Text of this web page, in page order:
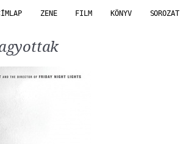
ZENE FILM KÖNYV SOROZAT